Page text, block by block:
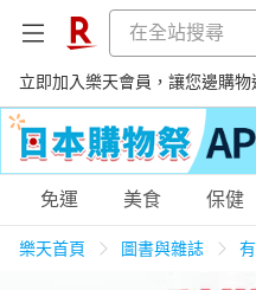
立即加入樂天會員，讓您邊購物
購物網分類
免運 美食 保健
樂天首頁 圖書與雜誌